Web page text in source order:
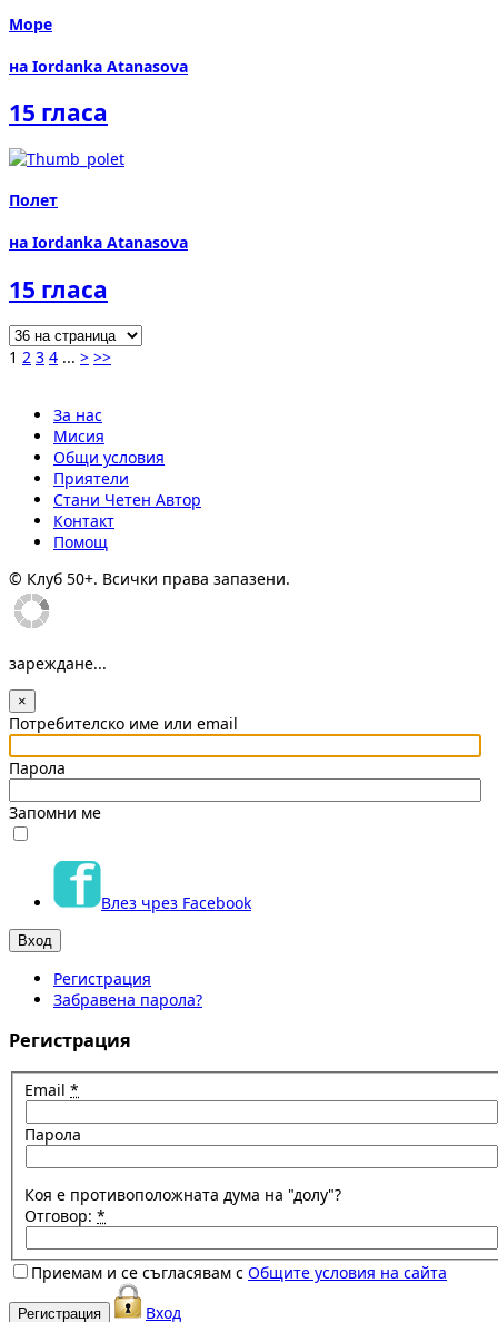
Море
на Iordanka Atanasova
15 гласа
Полет
на Iordanka Atanasova
15 гласа
1 2 3 4 ... > >>
За нас
Мисия
Общи условия
Приятели
Стани Четен Автор
Контакт
Помощ
© Клуб 50+. Всички права запазени.
зареждане...
×
Потребителско име или email
Парола
Запомни ме
Влез чрез Facebook
Регистрация
Забравена парола?
Регистрация
Email*
Парола
Коя е противоположната дума на "долу"?
Отговор:*
Приемам и се съгласявам с Общите условия на сайта
Вход